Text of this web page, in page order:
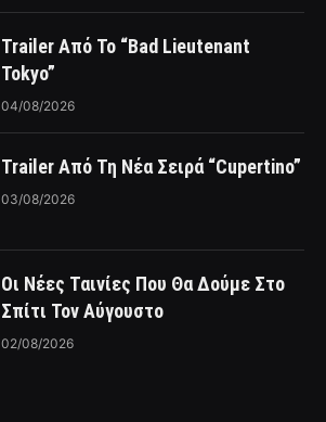
Trailer Από Το “Bad Lieutenant
Tokyo”
04/08/2026
Trailer Από Τη Νέα Σειρά “Cupertino”
03/08/2026
Οι Νέες Ταινίες Που Θα Δούμε Στο
Σπίτι Τον Αύγουστο
02/08/2026